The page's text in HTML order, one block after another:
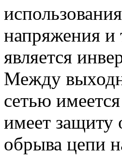
напряжения и
является
Между
сетью
имеет защиту
обрыва цепи